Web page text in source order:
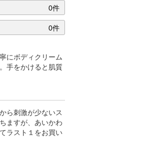
0件
0件
にボディクリーム
手をかけると肌質
ら刺激が少ないス
ますが、あいかわ
ラスト１をお買い